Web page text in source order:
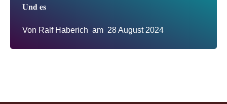
𝐔𝐧𝐝 𝐞𝐬
Von Ralf Haberich am 28 August 2024